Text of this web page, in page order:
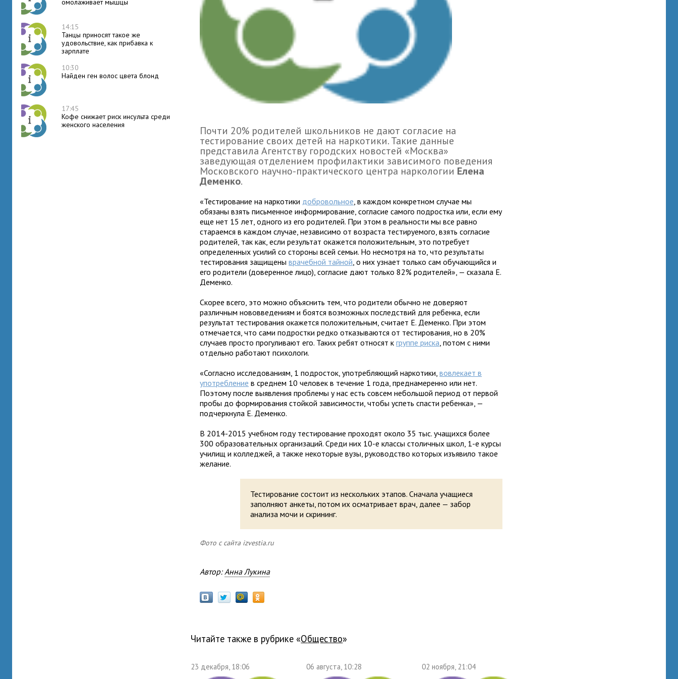
омолаживает мышцы
14:15
Танцы приносят такое же
удовольствие, как прибавка к
зарплате
10:30
Найден ген волос цвета блонд
17:45
Кофе снижает риск инсульта среди
женского населения
Почти 20% родителей школьников не дают согласие на
тестирование своих детей на наркотики. Такие данные
представила Агентству городских новостей «Москва»
заведующая отделением профилактики зависимого поведения
Московского научно-практического центра наркологии Елена
Деменко.
«Тестирование на наркотики добровольное, в каждом конкретном случае мы
обязаны взять письменное информирование, согласие самого подростка или, если ему
еще нет 15 лет, одного из его родителей. При этом в реальности мы все равно
стараемся в каждом случае, независимо от возраста тестируемого, взять согласие
родителей, так как, если результат окажется положительным, это потребует
определенных усилий со стороны всей семьи. Но несмотря на то, что результаты
тестирования защищеныврачебной тайной, о них узнает только сам обучающийся и
его родители (доверенное лицо), согласие дают только 82% родителей», — сказала Е.
Деменко.
Скорее всего, это можно объяснить тем, что родители обычно не доверяют
различным нововведениям и боятся возможных последствий для ребенка, если
результат тестирования окажется положительным, считает Е. Деменко. При этом
отмечается, что сами подростки редко отказываются от тестирования, но в 20%
случаев просто прогуливают его. Таких ребят относят кгруппе риска, потом с ними
отдельно работают психологи.
«Согласно исследованиям, 1 подросток, употребляющий наркотики,вовлекает в
употребление в среднем 10 человек в течение 1 года, преднамеренно или нет.
Поэтому после выявления проблемы у нас есть совсем небольшой период от первой
пробы до формирования стойкой зависимости, чтобы успеть спасти ребенка», —
подчеркнула Е. Деменко.
В 2014-2015 учебном году тестирование проходят около 35 тыс. учащихся более
300 образовательных организаций. Среди них 10-е классы столичных школ, 1-е курсы
училищ и колледжей, а также некоторые вузы, руководство которых изъявило такое
желание.
Тестирование состоит из нескольких этапов. Сначала учащиеся
заполняют анкеты, потом их осматривает врач, далее — забор
анализа мочи и скрининг.
Фото с сайта izvestia.ru
Автор:Анна Лукина
Читайте также в рубрике « общество»
23 декабря, 18:06 06 августа, 10:28 02 ноября, 21:04